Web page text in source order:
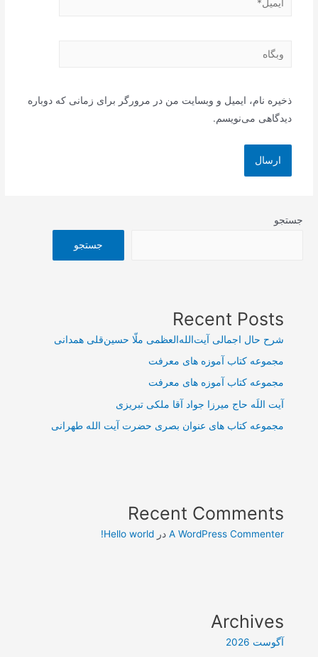
وبگاه
ذخیره نام، ایمیل و وبسایت من در مرورگر برای زمانی که دوباره
دیدگاهی می‌نویسم.
جستجو
جستجو
Recent Posts
شرح حال اجمالی آیت‌الله‌العظمی ملّا حسین‌قلی همدانی
مجموعه کتاب آموزه های معرفت
مجموعه کتاب آموزه های معرفت
آیت اللَه حاج میرزا جواد آقا ملکی تبریزی
مجموعه کتاب های عنوان بصری حضرت آیت الله طهرانی
Recent Comments
A WordPress Commenter درHello world!
Archives
آگوست 2026